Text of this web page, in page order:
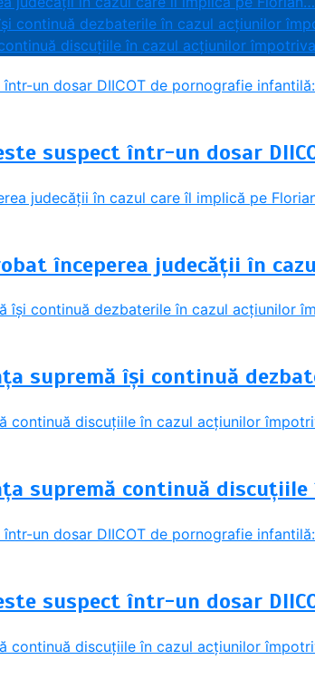
continuă dezbaterile în cazul acțiunilor
discuțiile în cazul acțiunilor
suspect într-un dosar
începerea judecății în
supremă își continuă
supremă continuă
suspect într-un dosar